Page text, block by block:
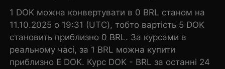
1 DOK можна конвертувати в 0 BRL станом на
11.10.2025 о 19:31 (UTC), тобто вартість 5 DOK
становить приблизно 0 BRL. За курсами в
реальному часі, за 1 BRL можна купити
приблизно E DOK. Курс DOK - BRL за останні 24